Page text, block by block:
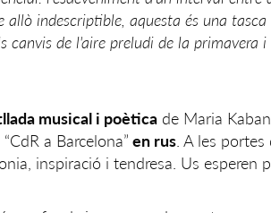
indescriptible, aquesta és una
de l'aire preludi de la primavera i
musical i poètica de Maria
a Barcelona” en rus . A les
inspiració i tendresa. Us esperen